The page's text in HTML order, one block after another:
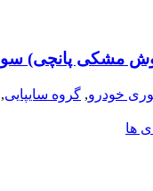
مشکی پانچی) سورن
خودرو, گروه سایپایی,
ها